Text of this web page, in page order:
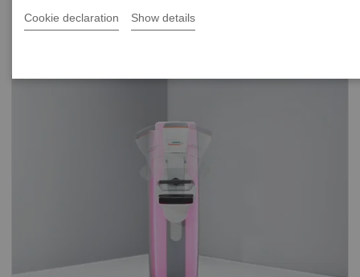
Cookie declaration Show details